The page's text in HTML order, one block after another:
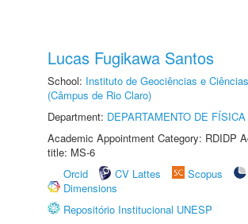
Lucas Fugikawa Santos
School: Instituto de Geociências e
(Câmpus de Rio Claro)
Department: DEPARTAMENTO DE FÍSICA
Academic Appointment Category: RDIDP
title: MS-6
Orcid
CV Lattes Scopus
Dimensions
Repositório Institucional UNESP